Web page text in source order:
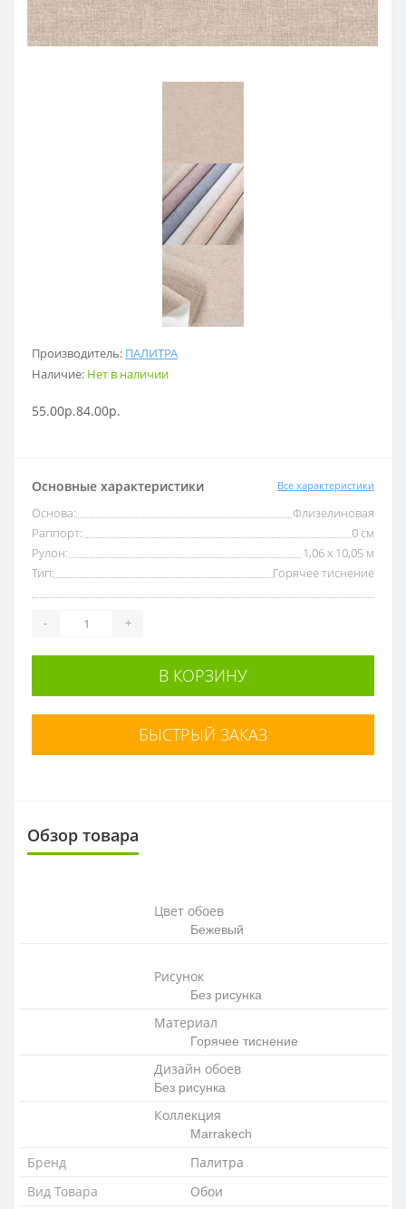
Производитель: ПАЛИТРА
Наличие: Нет в наличии
55.00р.84.00р.
Основные характеристики Все характеристики
Основа:
Флизелиновая
Раппорт:
0 см
Рулон:
1,06 x 10,05 м
Тип:
Горячее тиснение
- +
В КОРЗИНУ
БЫСТРЫЙ ЗАКАЗ
Обзор товара
Цвет обоев
Бежевый
Рисунок
Без рисунка
Материал
Горячее тиснение
Дизайн обоев
Без рисунка
Коллекция
Marrakech
Бренд
Палитра
Вид Товара
Обои